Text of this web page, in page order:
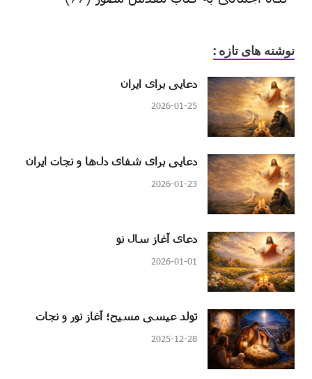
نوشنه های تازه :
دعایی برای ایران
2026-01-25
دعایی برای شفای دل‌ها و نجات ایران
2026-01-23
دعای آغاز سال نو
2026-01-01
تولد عیسی مسیح؛ آغاز نور و نجات
2025-12-28